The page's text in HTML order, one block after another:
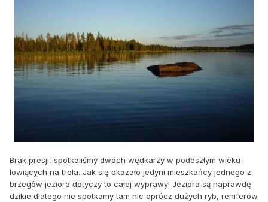
Brak presji, spotkaliśmy dwóch wędkarzy w podeszłym wieku
łowiących na trola. Jak się okazało jedyni mieszkańcy jednego z
brzegów jeziora dotyczy to całej wyprawy! Jeziora są naprawdę
dzikie dlatego nie spotkamy tam nic oprócz dużych ryb, reniferów